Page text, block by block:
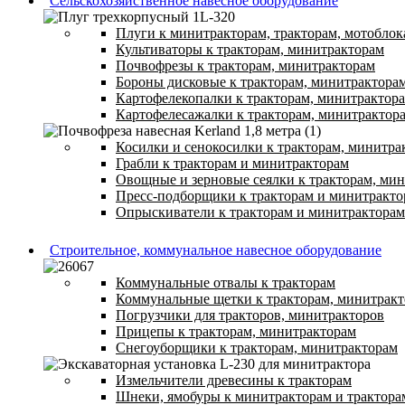
Плуги к минитракторам, тракторам,
Культиваторы к тракторам, минитракторам
Почвофрезы к тракторам, минитракторам
Бороны дисковые к тракторам,
Картофелекопалки к тракторам,
Картофелесажалки к тракторам,
Косилки и сенокосилки к тракторам,
Грабли к тракторам и минитракторам
Овощные и зерновые сеялки к тракторам,
Пресс-подборщики к тракторам и
Опрыскиватели к тракторам и минитракторам
Строительное, коммунальное навесное оборудование
Коммунальные отвалы к тракторам
Коммунальные щетки к тракторам,
Погрузчики для тракторов, минитракторов
Прицепы к тракторам, минитракторам
Снегоуборщики к тракторам, минитракторам
Измельчители древесины к тракторам
Шнеки, ямобуры к минитракторам и